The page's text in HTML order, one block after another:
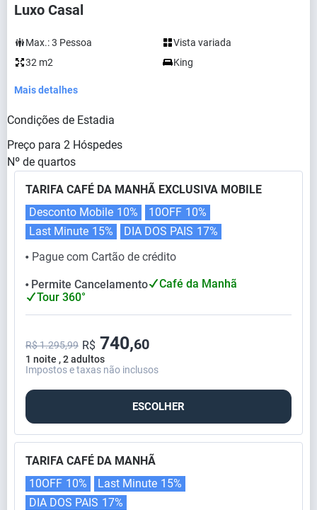
Luxo Casal
Max.:3 Pessoa
Vista variada
32 m2
King
Mais detalhes
Condições de Estadia
Preço para 2 Hóspedes
Nº de quartos
TARIFA CAFÉ DA MANHÃ EXCLUSIVA MOBILE
⬤ Pague com Cartão de crédito
Desconto Mobile 10% 10OFF 10%
Last Minute 15% DIA DOS PAIS 17%
⬤ Permite Cancelamento
Café da Manhã
Tour 360°
1 noite , 2 adultos
R$ 1.295,99 R$ 740,60
Impostos e taxas não inclusos
ESCOLHER
TARIFA CAFÉ DA MANHÃ
10OFF 10% Last Minute 15%
DIA DOS PAIS 17%